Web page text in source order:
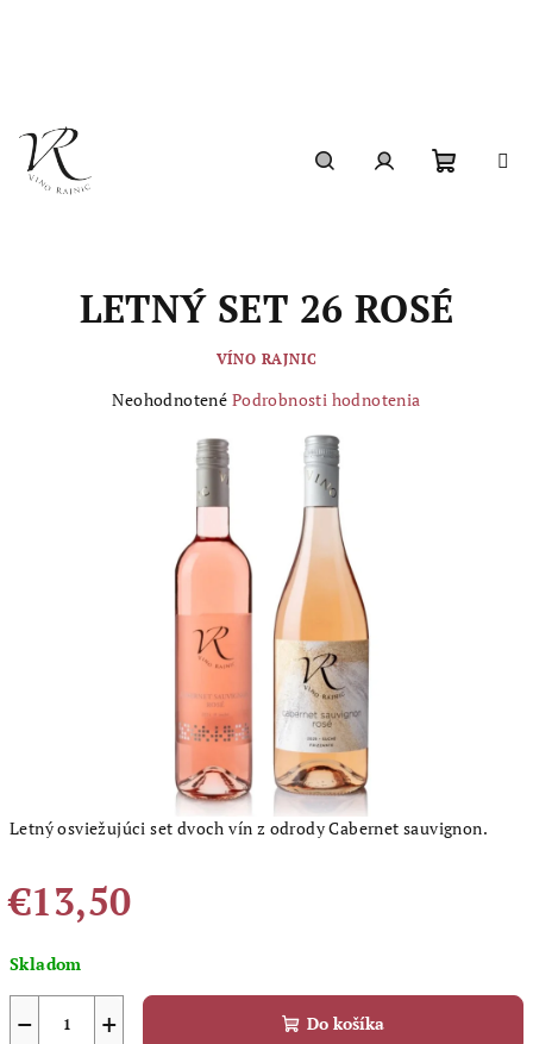
Letný osviežujúci set dvoch vín z odrody Cabernet sauvignon.
€13,50
cena:
Skladom
+
− Do košíka
LETNÝ SET 26 ROSÉ
VÍNO RAJNIC
Priemerné
hviezdičiek.
Neohodnotené Podrobnosti hodnotenia